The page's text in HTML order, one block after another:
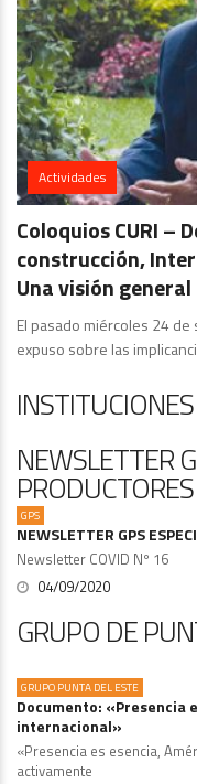
Actividades
Coloquios CURI –
construcción,
Una visión
El pasado miércoles 24
expuso sobre las
NEWSLETTER
GPS
NEWSLETTER GPS
Newsletter COVID Nº 16
04/09/2020
GRUPO DE
GRUPO PUNTA DEL ESTE
Documento: «Presencia
internacional»
«Presencia es esencia,
activamente